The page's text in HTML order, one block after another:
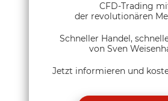
CFD-Trading
der revolutionären
Schneller Handel,
von Sven
Jetzt informieren und